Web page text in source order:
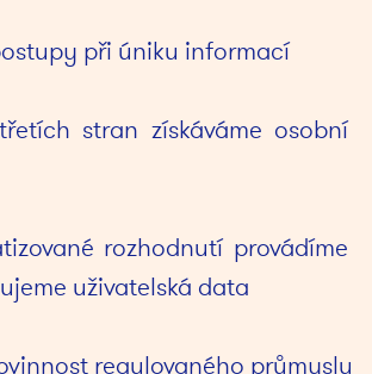
při úniku informací
stran získáváme osobní
rozhodnutí provádíme
uživatelská data
regulovaného průmyslu